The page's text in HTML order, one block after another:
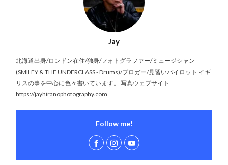
Jay
北海道出身/ロンドン在住/独身/フォトグラファー/ミュージシャン
(SMILEY & THE UNDERCLASS - Drums)/ブロガー/見習いパイロット イギ
リスの事を中心に色々書いています。 写真ウェブサイト
https://jayhiranophotography.com
Follow me!